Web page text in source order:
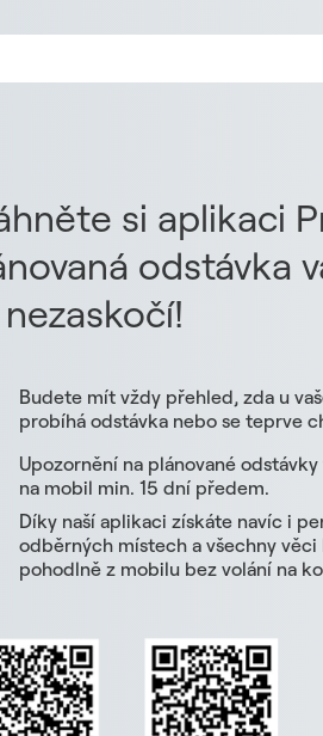
si aplikaci
odstávka
Budete mít vždy přehled, zda u
probíhá odstávka nebo se teprve
Upozornění na plánované
na mobil min. 15 dní předem.
Díky naší aplikaci získáte navíc i
odběrných místech a všechny
pohodlně z mobilu bez volání na